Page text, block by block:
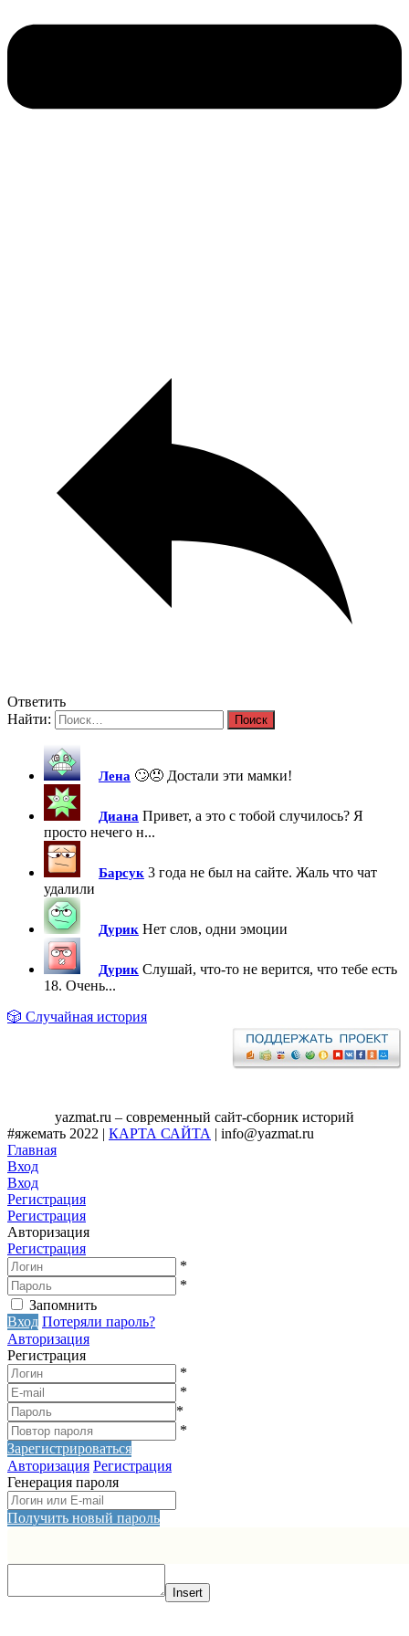
Ответить
Найти:
Лена 🙄😠 Достали эти мамки!
Диана Привет, а это с тобой случилось? Я
просто нечего н...
Барсук 3 года не был на сайте. Жаль что чат
удалили
Дурик Нет слов, одни эмоции
Дурик Слушай, что-то не верится, что тебе есть
18. Очень...
🎲 Случайная история
yazmat.ru – современный сайт-сборник историй
#яжемать 2022 | КАРТА САЙТА | info@yazmat.ru
Главная
Вход
Вход
Регистрация
Регистрация
Авторизация
Регистрация
*
*
Запомнить
Вход Потеряли пароль?
Авторизация
Регистрация
*
*
*
*
Зарегистрироваться
Авторизация Регистрация
Генерация пароля
Получить новый пароль
Insert